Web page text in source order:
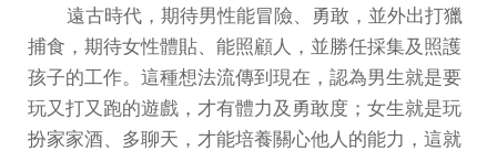
遠古時代，期待男性能冒險、勇敢，並外出打獵
捕食，期待女性體貼、能照顧人，並勝任採集及照護
孩子的工作。這種想法流傳到現在，認為男生就是要
玩又打又跑的遊戲，才有體力及勇敢度；女生就是玩
扮家家酒、多聊天，才能培養關心他人的能力，這就